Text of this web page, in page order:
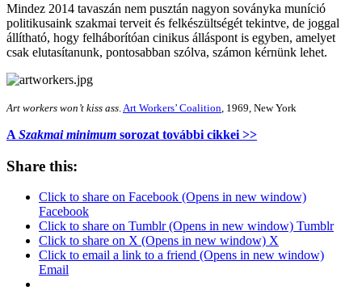
Mindez 2014 tavaszán nem pusztán nagyon soványka muníció
politikusaink szakmai terveit és felkészültségét tekintve, de joggal
állítható, hogy felháborítóan cinikus álláspont is egyben, amelyet
csak elutasítanunk, pontosabban szólva, számon kérnünk lehet.
Art workers won’t kiss ass Art Workers’ Coalition , 1969, New York
A Szakmai minimum sorozat további cikkei >>
Share this:
Click to share on Facebook (Opens in new window)
Facebook
Click to share on Tumblr (Opens in new window) Tumblr
Click to share on X (Opens in new window) X
Click to email a link to a friend (Opens in new window)
Email